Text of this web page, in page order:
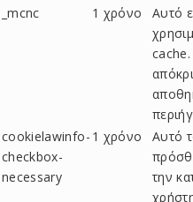
_mcnc
1 χρόνο
Αυτό
cookielawinfo-
checkbox-
necessary
1 χρόνο
Αυτό
την